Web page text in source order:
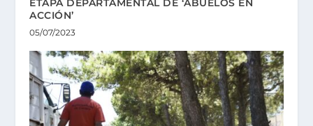
ETAPA DEPARTAMENTAL DE ‘ABUELOS EN
ACCIÓN’
05/07/2023